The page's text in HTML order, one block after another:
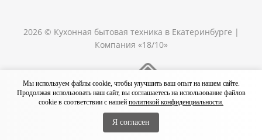
2026 © Кухонная бытовая техника в Екатеринбурге |
Компания «18/10»
Мы используем файлы cookie, чтобы улучшить ваш опыт на нашем сайте.
Продолжая использовать наш сайт, вы соглашаетесь на использование файлов
cookie в соответствии с нашей политикой конфиденциальности.
Я согласен